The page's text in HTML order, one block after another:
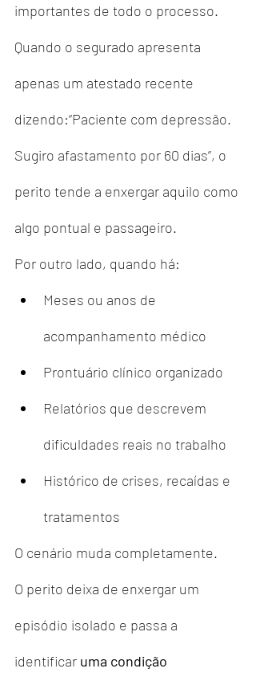
importantes de todo o processo.
Quando o segurado apresenta
apenas um atestado recente
dizendo:“Paciente com depressão.
Sugiro afastamento por 60 dias”, o
perito tende a enxergar aquilo como
algo pontual e passageiro.
Por outro lado, quando há:
Meses ou anos de
acompanhamento médico
Prontuário clínico organizado
Relatórios que descrevem
dificuldades reais no trabalho
Histórico de crises, recaídas e
tratamentos
O cenário muda completamente.
O perito deixa de enxergar um
episódio isolado e passa a
identificar uma condição